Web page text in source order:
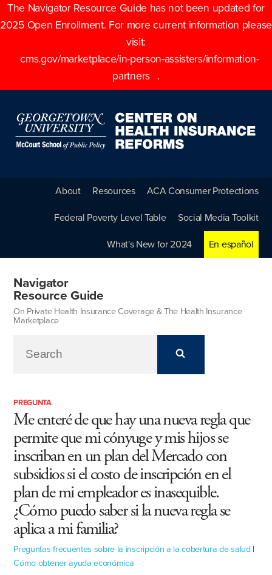
The Navigator Resource Guide has not been updated for
2025 Open Enrollment. For more current information please
visit:
cms.gov/marketplace/in-person-assisters/information-
partners
.
About Resources ACA Consumer Protections
Federal Poverty Level Table Social Media Toolkit
What's New for 2024 En español
Navigator
Resource Guide
On Private Health Insurance Coverage & The Health Insurance
Marketplace
PREGUNTA
Me enteré de que hay una nueva regla que
permite que mi cónyuge y mis hijos se
inscriban en un plan del Mercado con
subsidios si el costo de inscripción en el
plan de mi empleador es inasequible.
¿Cómo puedo saber si la nueva regla se
aplica a mi familia?
Preguntas frecuentes sobre la inscripción a la cobertura de salud |
Cómo obtener ayuda económica